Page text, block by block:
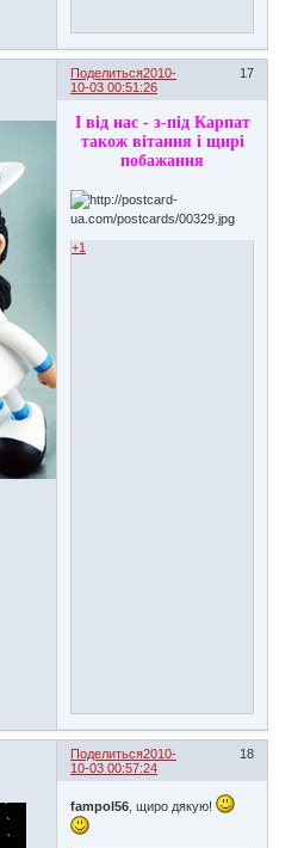
Поделиться 17
2010-
10-03 00:51:26
І від нас - з-під Карпат
також вітання і щирі
побажання
+1
Поделиться 18
2010-
10-03 00:57:24
fampol56 , щиро дякую!